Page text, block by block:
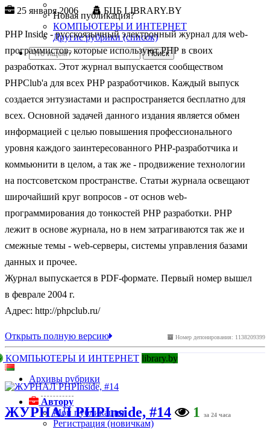
Новая публикация?
КОМПЬЮТЕРЫ И ИНТЕРНЕТ
Другие рубрики (список)
25 января 2006 БЦБ LIBRARY.BY
PHP Inside - русскоязычный электронный журнал для web-
программистов, которые используют РНР в своих
разработках. Этот журнал выпускается сообществом
PHPClub'а для всех РНР разработчиков. Каждый выпуск
создается энтузиастами и распространяется бесплатно для
всех. Основной задачей данного издания является обмен
информацией с целью повышения профессионального
уровня каждого заинтересованного РНР-разработчика и
коммьюнити в целом, а так же - продвижение технологии
на постсоветском пространстве. Статьи журнала освещают
широчайший круг вопросов - от основ web-
программирования до тонкостей РНР разработки. РНР
лежит в основе журнала, но в нем затрагиваются так же и
смежные темы - web-серверы, системы управления базами
данных и прочее.
Журнал выпускается в PDF-формате. Первый номер вышел
в феврале 2004 г.
Адрес: http://phpclub.ru/
Номер депонирования: 1138209399
Открыть полную версию
КОМПЬЮТЕРЫ И ИНТЕРНЕТ library.by
Архивы рубрики
Автору
Мои публикации
Регистрация (новичкам)
ЖУРНАЛ PHPInside, #14 1 за 24 часа